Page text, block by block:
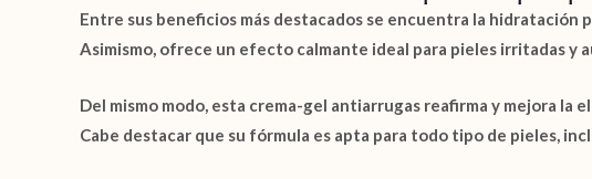
Entre sus beneficios más destacados se encuentra la
Asimismo, ofrece un efecto calmante ideal para pieles irritadas y
Del mismo modo, esta crema-gel antiarrugas reafirma y mejora
Cabe destacar que su fórmula es apta para todo tipo de pieles,